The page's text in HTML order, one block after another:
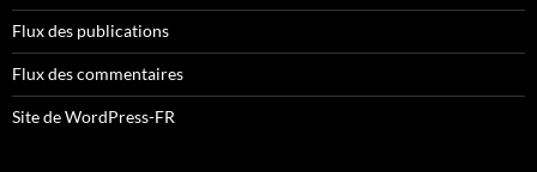
Flux des publications
Flux des commentaires
Site de WordPress-FR